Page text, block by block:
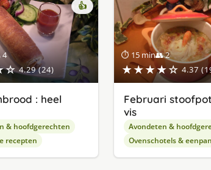
4
4.29 (24)
👍
: heel
& hoofdgerechten
recepten
⏱ 15 min👥 2
★★★★☆ 4.37
Februari
vis
Avondeten &
Ovenschotels &